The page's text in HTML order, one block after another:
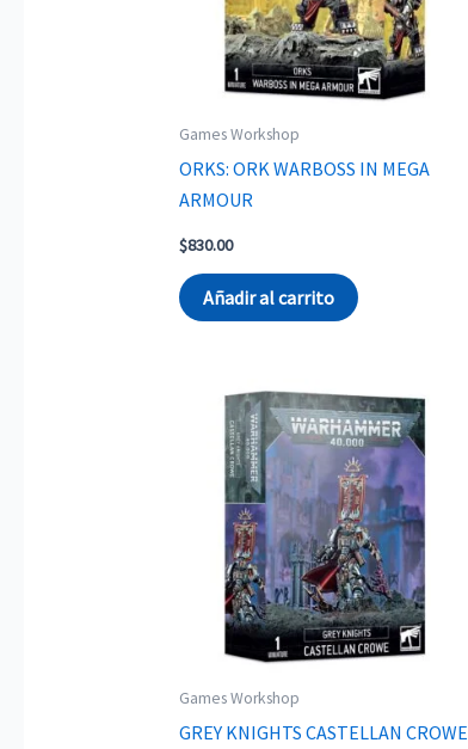
Games Workshop
ORKS: ORK WARBOSS IN MEGA
ARMOUR
$830.00
Añadir al carrito
Games Workshop
GREY KNIGHTS CASTELLAN CROWE